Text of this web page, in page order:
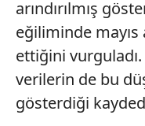
Sizlere daha iyi bir
Sitemizde kendimize
kullanılmaktadır. Bu
verileriniz işlenmekte
toplumu hizmetlerinin
arındırılmış
eğiliminde
ettiğini
verilerin de bu
gösterdiği